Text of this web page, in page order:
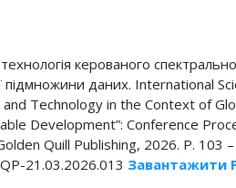
керованого
підмножини даних. International
and Technology in the Context of
Development”: Conference
Quill Publishing, 2026. P. 103
21.03.2026.013 Завантажити